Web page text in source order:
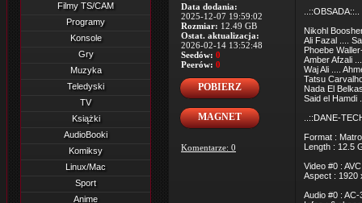
Filmy TS/CAM
Programy
Konsole
Gry
Muzyka
Teledyski
TV
Książki
AudioBooki
Komiksy
Linux/Mac
Sport
Anime
Data dodania:
2025-12-07 19:59:02
Rozmiar: 12.49 GB
Ostat. aktualizacja:
2026-02-14 13:52:48
Seedów: 0
Peerów: 0
POBIERZ
MAGNET
Komentarze: 0
..::OBSADA::..
Nikohl
Ali Fazal ....
Phoebe
Amber Afzali
Waj Ali ....
Tatsu
Nada El
Said el Hamdi
..::DANE-
Format :
Length : 12.5
Video #0 :
Aspect : 1920
Audio #0 :